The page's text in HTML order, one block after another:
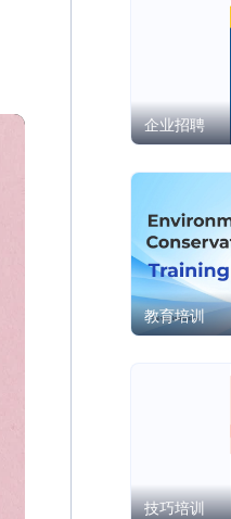
企业招聘
教育培训
技巧培训